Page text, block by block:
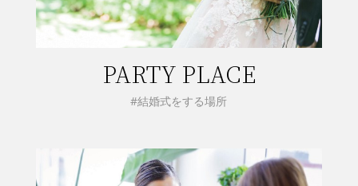
PARTY PLACE
#結婚式をする場所